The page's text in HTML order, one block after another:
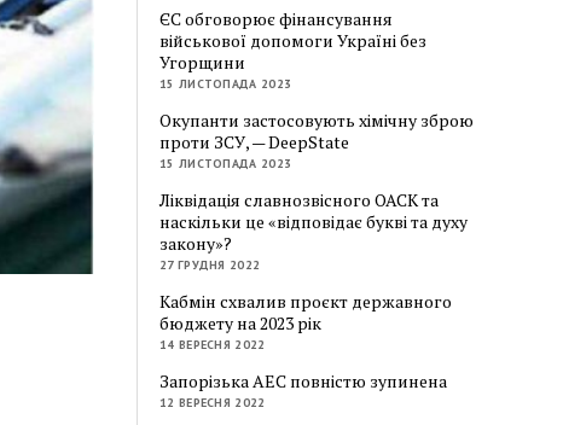
ЄС обговорює фінансування
військової допомоги Україні без
Угорщини
15 ЛИСТОПАДА 2023
Окупанти застосовують хімічну зброю
проти ЗСУ, — DeepState
15 ЛИСТОПАДА 2023
Ліквідація славнозвісного ОАСК та
наскільки це «відповідає букві та духу
закону»?
27 ГРУДНЯ 2022
Кабмін схвалив проєкт державного
бюджету на 2023 рік
14 ВЕРЕСНЯ 2022
Запорізька АЕС повністю зупинена
12 ВЕРЕСНЯ 2022